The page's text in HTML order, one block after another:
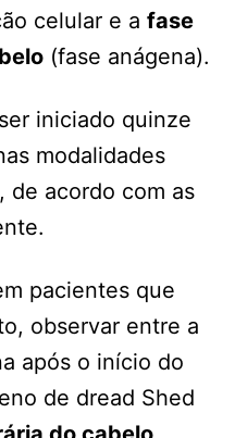
celular e a fase
(fase anágena).
iniciado quinze
modalidades
de acordo com as
pacientes que
observar entre a
após o início do
de dread Shed